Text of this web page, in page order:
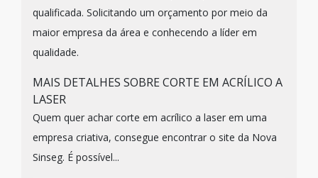
qualificada. Solicitando um orçamento por meio da
maior empresa da área e conhecendo a líder em
qualidade.
MAIS DETALHES SOBRE CORTE EM ACRÍLICO A
LASER
Quem quer achar corte em acrílico a laser em uma
empresa criativa, consegue encontrar o site da Nova
Sinseg. É possível...